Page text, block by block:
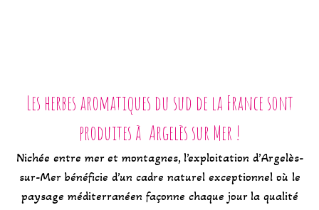
Les herbes aromatiques du sud de la France sont
produites à Argelès sur Mer !
Nichée entre mer et montagnes, l’exploitation d’Argelès-
sur-Mer bénéficie d’un cadre naturel exceptionnel où le
paysage méditerranéen façonne chaque jour la qualité